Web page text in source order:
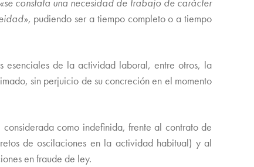
pudiendo ser a tiempo completo o a tiempo
esenciales de la actividad laboral, entre otros, la
sin perjuicio de su concreción en el momento
considerada como indefinida, frente al contrato de
de oscilaciones en la actividad habitual) y al
en fraude de ley.